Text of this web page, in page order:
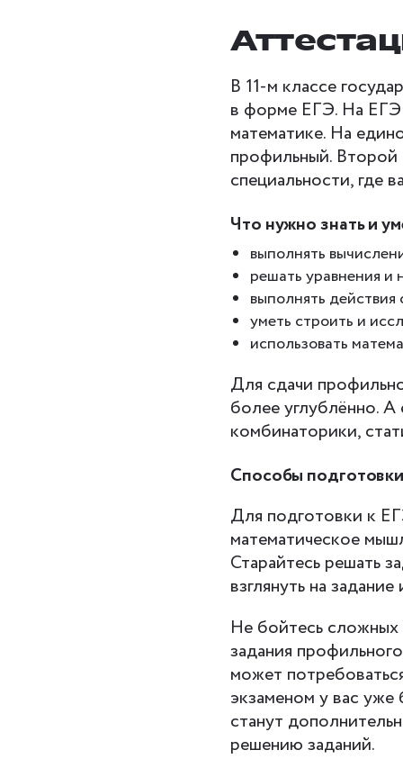
В 11-м классе
в форме ЕГЭ. На ЕГЭ
математике. На
профильный. Второй
специальности, где
Что нужно знать и
выполнять
решать уравнения и
выполнять
уметь строить и
использовать
Для сдачи
более углублённо.
комбинаторики,
Способы подготовки
Для подготовки к
математическое
Старайтесь решать
взглянуть на
Не бойтесь сложных
задания
может
экзаменом у вас
станут
решению заданий.